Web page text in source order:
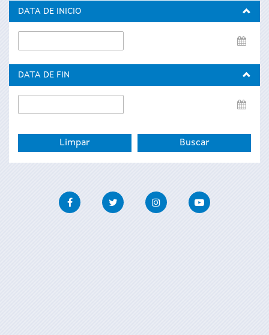
DATA DE INICIO
de
DATA DE FIN
de
FacebookTwitter InstagramYoutube